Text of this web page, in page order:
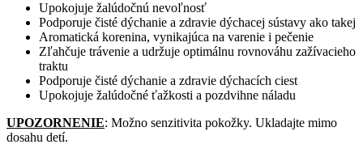
Upokojuje žalúdočnú nevoľnosť
Podporuje čisté dýchanie a zdravie dýchacej sústavy ako takej
Aromatická korenina, vynikajúca na varenie i pečenie
Zľahčuje trávenie a udržuje optimálnu rovnováhu zažívacieho
traktu
Podporuje čisté dýchanie a zdravie dýchacích ciest
Upokojuje žalúdočné ťažkosti a pozdvihne náladu
UPOZORNENIE: Možno senzitivita pokožky. Ukladajte mimo
dosahu detí.